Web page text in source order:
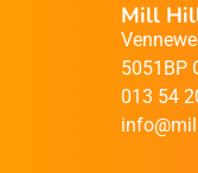
Mill
5051BP
013 54